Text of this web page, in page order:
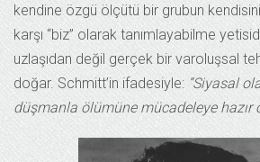
kendine özgü ölçütü bir grubun
karşı “biz” olarak tanımlayabilme
uzlaşıdan değil gerçek bir varoluşsal
doğar. Schmitt’in ifadesiyle: “Siyasal
düşmanla ölümüne mücadeleye hazır